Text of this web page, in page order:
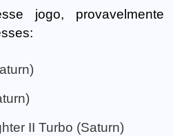
jogo, provavelmente
II Turbo (Saturn)